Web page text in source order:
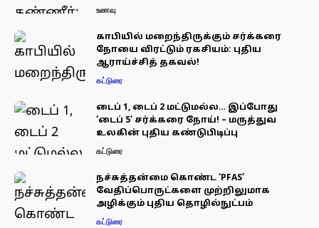
உணவு
காபியில் மறைந்திருக்கும் சர்க்கரை
நோயை விரட்டும் ரகசியம்: புதிய
ஆராய்ச்சித் தகவல்!
கட்டுரை
டைப் 1, டைப் 2 மட்டுமல்ல… இப்போது
‘டைப் 5’ சர்க்கரை நோய்! – மருத்துவ
உலகின் புதிய கண்டுபிடிப்பு
கட்டுரை
நச்சுத்தன்மை கொண்ட ‘PFAS’
வேதிப்பொருட்களை முற்றிலுமாக
அழிக்கும் புதிய தொழில்நுட்பம்
கட்டுரை